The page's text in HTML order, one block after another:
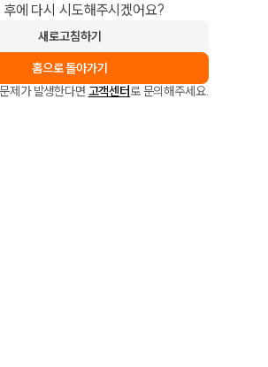
후에 다시 시도해주시겠어요?
새로고침하기
홈으로 돌아가기
제가 발생한다면 고객센터로 문의해주세요.